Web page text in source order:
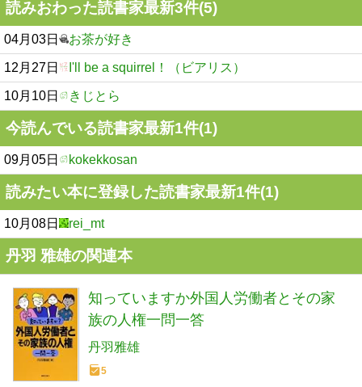
読みおわった読書家最新3件(5)
04月03日 お茶が好き
12月27日 I'll be a squirrel！（ビアリス）
10月10日 きじとら
今読んでいる読書家最新1件(1)
09月05日 kokekkosan
読みたい本に登録した読書家最新1件(1)
10月08日 rei_mt
丹羽 雅雄の関連本
知っていますか外国人労働者とその家
族の人権一問一答
丹羽雅雄
5